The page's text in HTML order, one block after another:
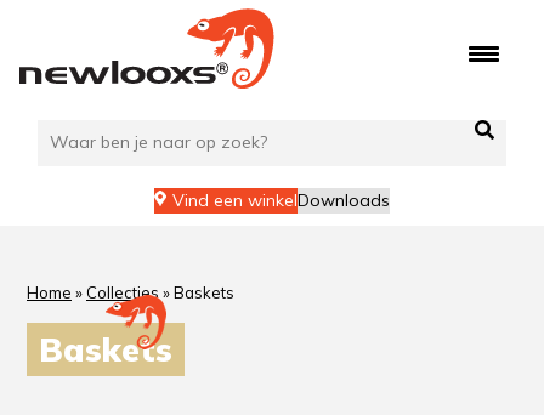
Vind een winkelDownloads
Home » Collecties »Baskets
Baskets